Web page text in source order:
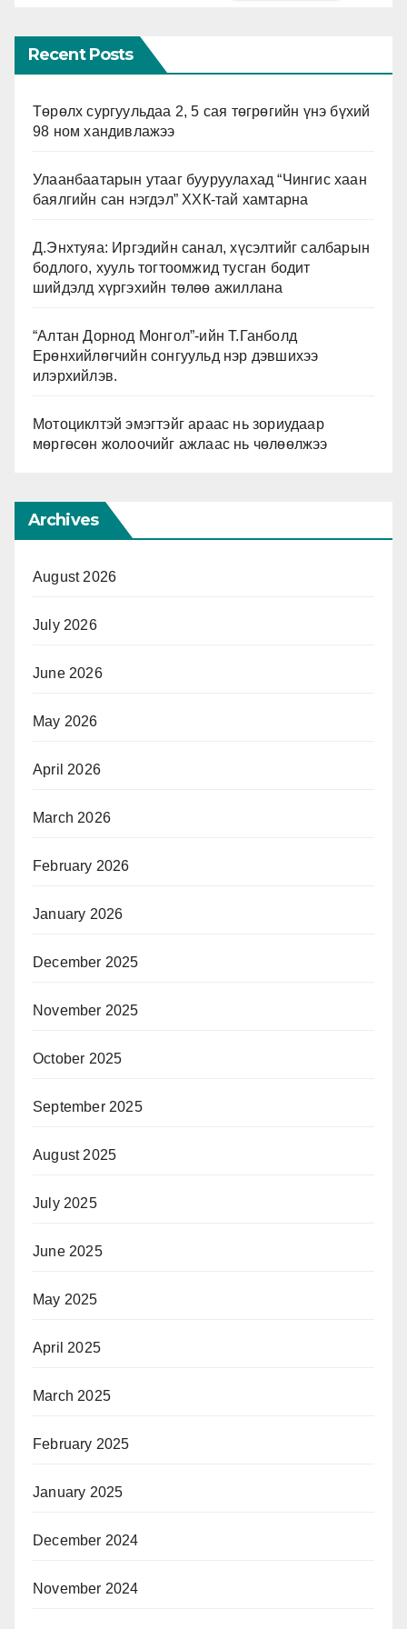
Recent Posts
Төрөлх сургуульдаа 2, 5 сая төгрөгийн үнэ бүхий
98 ном хандивлажээ
Улаанбаатарын утааг бууруулахад “Чингис хаан
баялгийн сан нэгдэл” ХХК-тай хамтарна
Д.Энхтуяа: Иргэдийн санал, хүсэлтийг салбарын
бодлого, хууль тогтоомжид тусган бодит
шийдэлд хүргэхийн төлөө ажиллана
“Алтан Дорнод Монгол”-ийн Т.Ганболд
Ерөнхийлөгчийн сонгуульд нэр дэвшихээ
илэрхийлэв.
Мотоциклтэй эмэгтэйг араас нь зориудаар
мөргөсөн жолоочийг ажлаас нь чөлөөлжээ
Archives
August 2026
July 2026
June 2026
May 2026
April 2026
March 2026
February 2026
January 2026
December 2025
November 2025
October 2025
September 2025
August 2025
July 2025
June 2025
May 2025
April 2025
March 2025
February 2025
January 2025
December 2024
November 2024